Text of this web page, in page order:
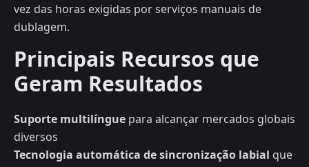
vez das horas exigidas por serviços manuais de
dublagem.
Principais Recursos que
Geram Resultados
Suporte multilíngue para alcançar mercados globais
diversos
Tecnologia automática de sincronização labial que